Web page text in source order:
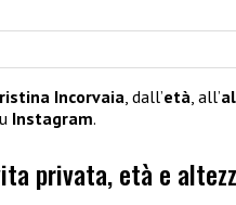
Incorvaia, dall’età, all’
Instagram.
privata, età e